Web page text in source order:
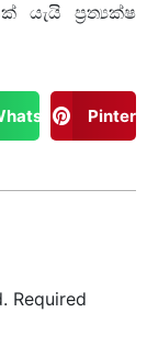
යැයි ප්‍රත්‍යක්ෂ
Required